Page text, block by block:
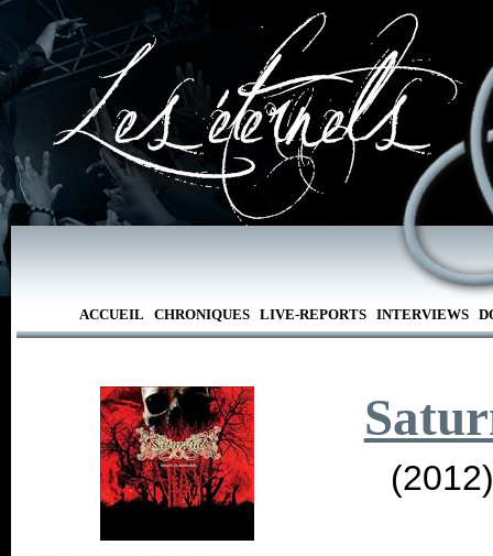
ACCUEIL CHRONIQUES LIVE-REPORTS INTERVIEWS